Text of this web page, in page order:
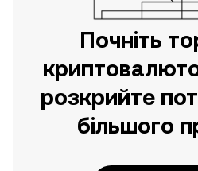
Почніть
розкрийте
більшого